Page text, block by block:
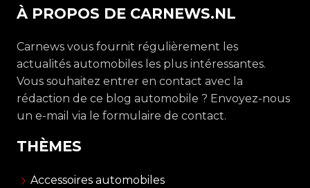
À PROPOS DE CARNEWS.NL
Carnews vous fournit régulièrement les
actualités automobiles les plus intéressantes.
Vous souhaitez entrer en contact avec la
rédaction de ce blog automobile ? Envoyez-nous
un e-mail via le formulaire de contact.
THÈMES
Accessoires automobiles